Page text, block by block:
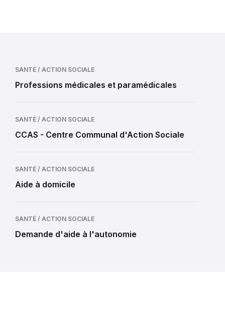
SANTÉ / ACTION SOCIALE
Professions médicales et paramédicales
SANTÉ / ACTION SOCIALE
CCAS - Centre Communal d'Action Sociale
SANTÉ / ACTION SOCIALE
Aide à domicile
SANTÉ / ACTION SOCIALE
Demande d'aide à l'autonomie